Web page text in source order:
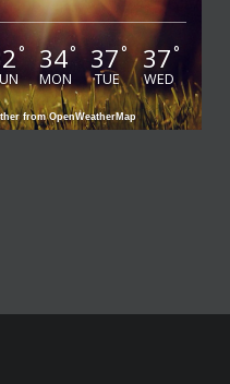
° 34°
MON
37°
TUE
37°
WED
from OpenWeatherMap